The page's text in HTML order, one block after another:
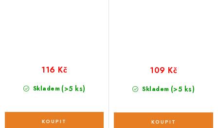
Skladem (>5 ks)
116 Kč
Skladem (>5 ks)
109 Kč